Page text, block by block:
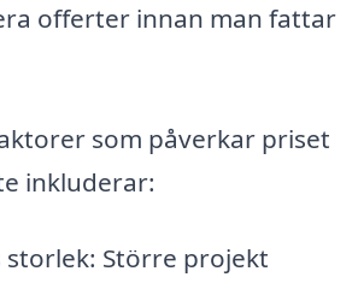
offerter innan man fattar
som påverkar priset
inkluderar:
storlek: Större projekt